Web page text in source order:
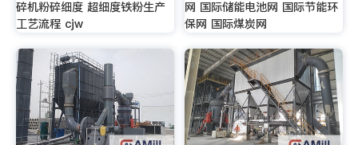
碎机粉碎细度 超细度铁粉生产
工艺流程 cjw
网 国际储能电池网 国际节能环
保网 国际煤炭网